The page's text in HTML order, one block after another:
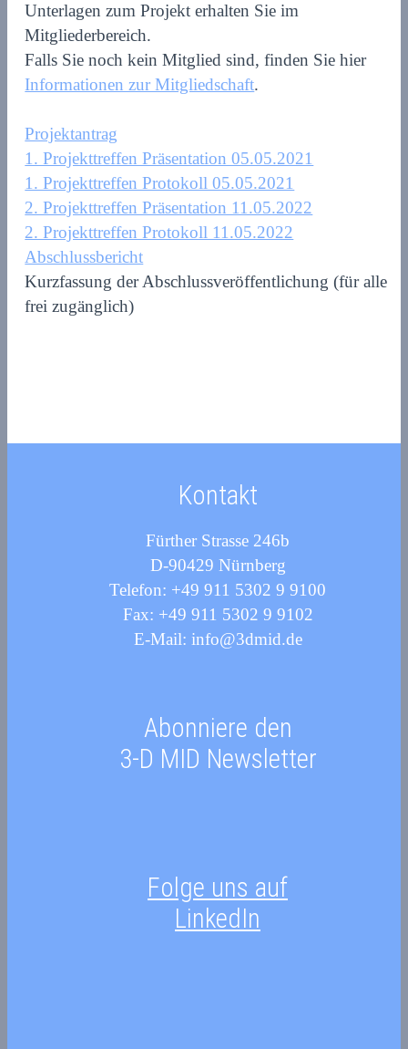
Unterlagen zum Projekt erhalten Sie im
Mitgliederbereich.
Falls Sie noch kein Mitglied sind, finden Sie hier
Informationen zur Mitgliedschaft.
Projektantrag
1. Projekttreffen Präsentation 05.05.2021
1. Projekttreffen Protokoll 05.05.2021
2. Projekttreffen Präsentation 11.05.2022
2. Projekttreffen Protokoll 11.05.2022
Abschlussbericht
Kurzfassung der Abschlussveröffentlichung (für alle
frei zugänglich)
Kontakt
Fürther Strasse 246b
D-90429 Nürnberg
Telefon: +49 911 5302 9 9100
Fax: +49 911 5302 9 9102
E-Mail: info@3dmid.de
Abonniere den
3-D MID Newsletter
Folge uns auf
LinkedIn